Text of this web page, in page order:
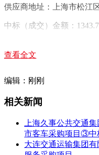
供应商地址：上海市松江
中标（成交）金额：
序
号
供应商
名称
上海万
象汽车
制造有
限公司
纯电动
低地板
城市客
象
牌
查看全文
编辑：刚刚
相关新闻
上海久事公共交通
市客车采购项目③中
大连交通运输集团